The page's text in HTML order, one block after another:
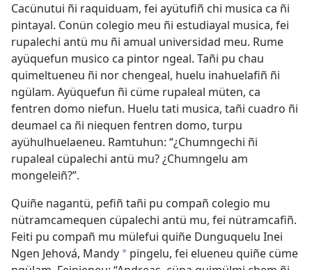
Cacünutui ñi raquiduam, fei ayütufiñ chi musica ca ñi
pintayal. Conün colegio meu ñi estudiayal musica, fei
rupalechi antü mu ñi amual universidad meu. Rume
ayüquefun musico ca pintor ngeal. Tañi pu chau
quimeltueneu ñi nor chengeal, huelu inahuelafiñ ñi
ngülam. Ayüquefun ñi cüme rupaleal müten, ca
fentren domo niefun. Huelu tati musica, tañi cuadro ñi
deumael ca ñi niequen fentren domo, turpu
ayühulhuelaeneu. Ramtuhun: “¿Chumngechi ñi
rupaleal cüpalechi antü mu? ¿Chumngelu am
mongeleiñ?”.
Quiñe nagantü, pefiñ tañi pu compañ colegio mu
nütramcamequen cüpalechi antü mu, fei nütramcafiñ.
Feiti pu compañ mu mülefui quiñe Dunguquelu Inei
Ngen Jehová, Mandy * pingelu, fei elueneu quiñe cüme